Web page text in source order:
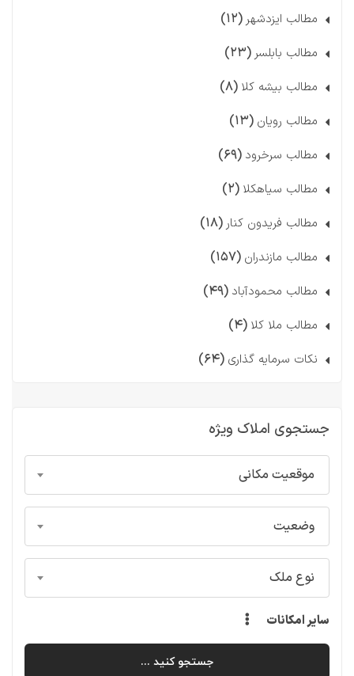
مطالب ایزدشهر (۱۲)
مطالب بابلسر (۲۳)
مطالب بیشه کلا (۸)
مطالب رویان (۱۳)
مطالب سرخرود (۶۹)
مطالب سیاهکلا (۲)
مطالب فریدون کنار (۱۸)
مطالب مازندران (۱۵۷)
مطالب محمودآباد (۴۹)
مطالب ملا کلا (۴)
نکات سرمایه گذاری (۶۴)
جستجوی املاک ویژه
موقعیت مکانی
وضعیت
نوع ملک
سایر امکانات
جستجو کنید ...